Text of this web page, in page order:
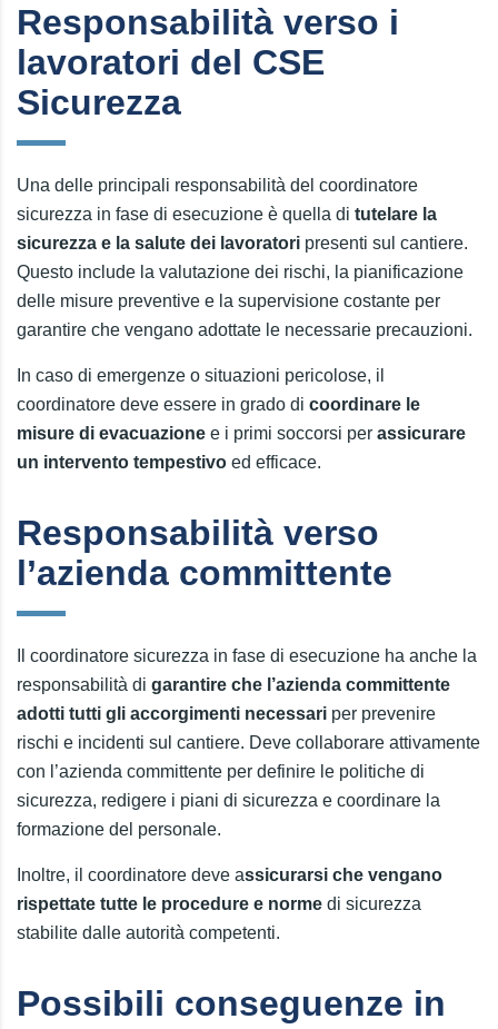
Responsabilità verso i
lavoratori del CSE
Sicurezza
Una delle principali responsabilità del coordinatore
sicurezza in fase di esecuzione è quella di tutelare la
sicurezza e la salute dei lavoratori presenti sul cantiere.
Questo include la valutazione dei rischi, la pianificazione
delle misure preventive e la supervisione costante per
garantire che vengano adottate le necessarie precauzioni.
In caso di emergenze o situazioni pericolose, il
coordinatore deve essere in grado di coordinare le
misure di evacuazione e i primi soccorsi per assicurare
un intervento tempestivo ed efficace.
Responsabilità verso
l’azienda committente
Il coordinatore sicurezza in fase di esecuzione ha anche la
responsabilità di garantire che l’azienda committente
adotti tutti gli accorgimenti necessari per prevenire
rischi e incidenti sul cantiere. Deve collaborare attivamente
con l’azienda committente per definire le politiche di
sicurezza, redigere i piani di sicurezza e coordinare la
formazione del personale.
Inoltre, il coordinatore deve assicurarsi che vengano
rispettate tutte le procedure e norme di sicurezza
stabilite dalle autorità competenti.
Possibili conseguenze in